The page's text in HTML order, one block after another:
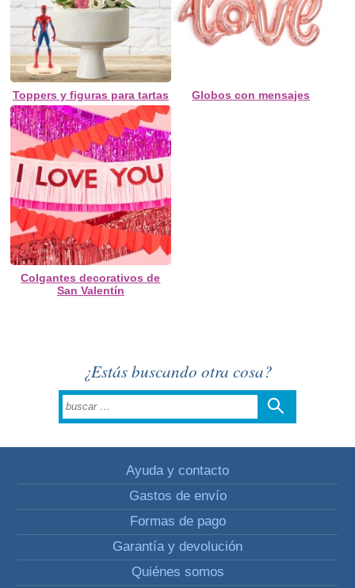
Toppers y figuras para tartas Globos con mensajes
Colgantes decorativos de
San Valentín
¿Estás buscando otra cosa?
Ayuda y contacto
Gastos de envío
Formas de pago
Garantía y devolución
Quiénes somos